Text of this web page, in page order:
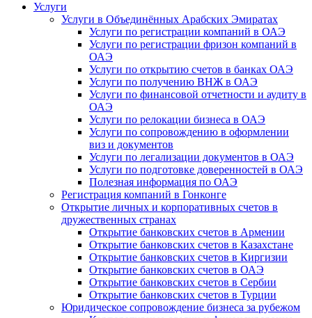
Услуги
Услуги в Объединённых Арабских Эмиратах
Услуги по регистрации компаний в ОАЭ
Услуги по регистрации фризон компаний в
ОАЭ
Услуги по открытию счетов в банках ОАЭ
Услуги по получению ВНЖ в ОАЭ
Услуги по финансовой отчетности и аудиту в
ОАЭ
Услуги по релокации бизнеса в ОАЭ
Услуги по сопровождению в оформлении
виз и документов
Услуги по легализации документов в ОАЭ
Услуги по подготовке доверенностей в ОАЭ
Полезная информация по ОАЭ
Регистрация компаний в Гонконге
Открытие личных и корпоративных счетов в
дружественных странах
Открытие банковских счетов в Армении
Открытие банковских счетов в Казахстане
Открытие банковских счетов в Киргизии
Открытие банковских счетов в ОАЭ
Открытие банковских счетов в Сербии
Открытие банковских счетов в Турции
Юридическое сопровождение бизнеса за рубежом